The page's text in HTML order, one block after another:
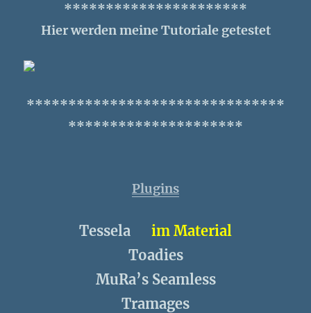
**********************
Hier werden meine Tutoriale getestet
*******************************
*********************
Plugins
Tessela
im Material
Toadies
MuRa’s Seamless
Tramages